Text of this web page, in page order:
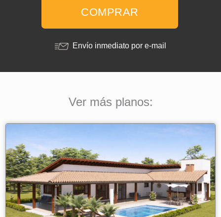
de
Dormitorios
COMPRAR
Envío inmediato por e-mail
Ver más planos: